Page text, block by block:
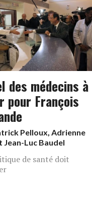
des médecins à
pour François
Pelloux, Adrienne
Jean-Luc Baudel
de santé doit